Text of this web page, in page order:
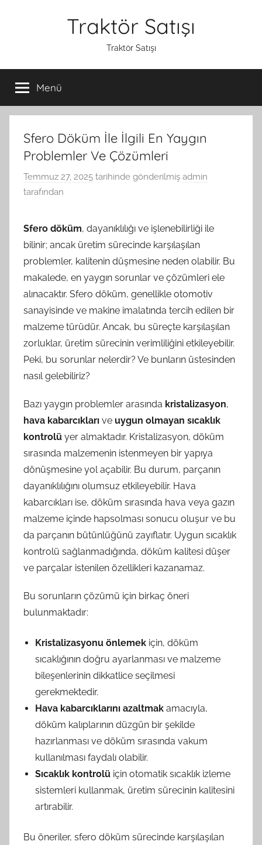
Traktör Satışı
Traktör Satışı
Menü
Sfero Döküm İle İlgili En Yaygın
Problemler Ve Çözümleri
Temmuz 27, 2025 tarihinde gönderilmiş admin
tarafından
Sfero döküm, dayanıklılığı ve işlenebilirliği ile
bilinir; ancak üretim sürecinde karşılaşılan
problemler, kalitenin düşmesine neden olabilir. Bu
makalede, en yaygın sorunlar ve çözümleri ele
alınacaktır. Sfero döküm, genellikle otomotiv
sanayisinde ve makine imalatında tercih edilen bir
malzeme türüdür. Ancak, bu süreçte karşılaşılan
zorluklar, üretim sürecinin verimliliğini etkileyebilir.
Peki, bu sorunlar nelerdir? Ve bunların üstesinden
nasıl gelebiliriz?
Bazı yaygın problemler arasında kristalizasyon,
hava kabarcıkları ve uygun olmayan sıcaklık
kontrolü yer almaktadır. Kristalizasyon, döküm
sırasında malzemenin istenmeyen bir yapıya
dönüşmesine yol açabilir. Bu durum, parçanın
dayanıklılığını olumsuz etkileyebilir. Hava
kabarcıkları ise, döküm sırasında hava veya gazın
malzeme içinde hapsolması sonucu oluşur ve bu
da parçanın bütünlüğünü zayıflatır. Uygun sıcaklık
kontrolü sağlanmadığında, döküm kalitesi düşer
ve parçalar istenilen özellikleri kazanamaz.
Bu sorunların çözümü için birkaç öneri
bulunmaktadır:
Kristalizasyonu önlemek için, döküm
sıcaklığının doğru ayarlanması ve malzeme
bileşenlerinin dikkatlice seçilmesi
gerekmektedir.
Hava kabarcıklarını azaltmak amacıyla,
döküm kalıplarının düzgün bir şekilde
hazırlanması ve döküm sırasında vakum
kullanılması faydalı olabilir.
Sıcaklık kontrolü için otomatik sıcaklık izleme
sistemleri kullanmak, üretim sürecinin kalitesini
artırabilir.
Bu öneriler, sfero döküm sürecinde karşılaşılan